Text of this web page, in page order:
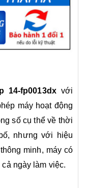
14-fp0013dx với
máy hoạt động
số cụ thể về thời
nhưng với hiệu
minh, máy có
ngày làm việc.